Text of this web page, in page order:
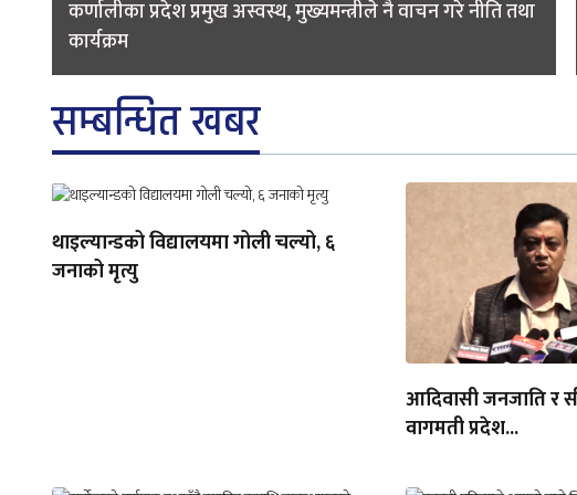
कर्णालीका प्रदेश प्रमुख अस्वस्थ, मुख्यमन्त्रीले नै वाचन गरे नीति तथा
कार्यक्रम
सम्बन्धित खबर
थाइल्यान्डको विद्यालयमा गोली चल्यो, ६
जनाको मृत्यु
आदिवासी जनजाति र
वागमती प्रदेश...